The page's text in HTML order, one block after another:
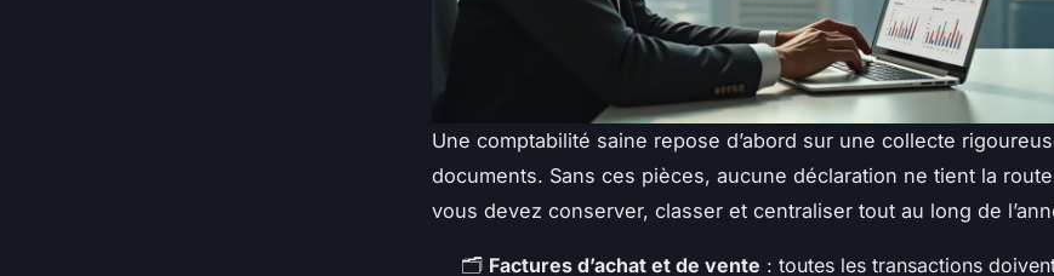
Une comptabilité saine repose d’abord sur une collecte
documents. Sans ces pièces, aucune déclaration ne tient la
vous devez conserver, classer et centraliser tout au long de
🗂️ Factures d’achat et de vente : toutes les transactions